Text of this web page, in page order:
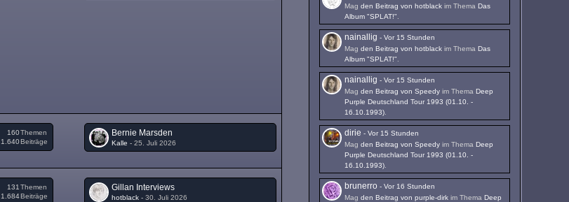
Themen
160
Beiträge
1.640
Bernie Marsden
Kalle -25. Juli 2026
Themen
131
Beiträge
1.684
Gillan Interviews
hotblack -30. Juli 2026
Magden Beitrag vonhotblack im ThemaDas
Album "SPLAT!"
nainallig -Vor 15 Stunden
Magden Beitrag vonhotblack im ThemaDas
Album "SPLAT!"
nainallig -Vor 15 Stunden
Magden Beitrag vonSpeedy im ThemaDeep
Purple Deutschland Tour 1993 (01.10. -
16.10.1993)
dirie -Vor 15 Stunden
Magden Beitrag vonSpeedy im ThemaDeep
Purple Deutschland Tour 1993 (01.10. -
16.10.1993)
brunerro -Vor 16 Stunden
Magden Beitrag vonpurple-dirk im ThemaDeep